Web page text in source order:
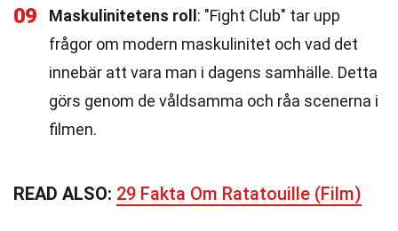
09 Maskulinitetens roll : "Fight Club" tar upp
frågor om modern maskulinitet och vad det
innebär att vara man i dagens samhälle. Detta
görs genom de våldsamma och råa scenerna i
filmen.
READ ALSO: 29 Fakta Om Ratatouille (Film)